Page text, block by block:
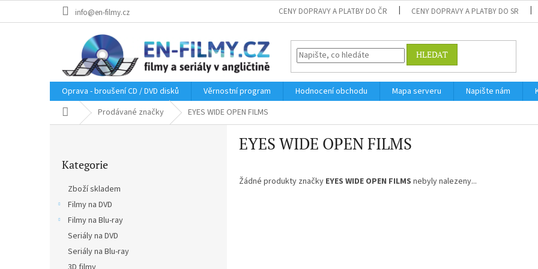
info@en-filmy.cz CENY DOPRAVY A PLATBY DO ČR CENY DOPRAVY A PLATBY DO SR
HLEDAT
Oprava - broušení CD / DVD disků Věrnostní program Hodnocení obchodu Mapa serveru Napište nám
Domů Prodávané značky EYES WIDE OPEN FILMS
kategorie
Kategorie
Zboží skladem
Filmy na DVD
Filmy na Blu-ray
Seriály na DVD
Seriály na Blu-ray
EYES WIDE OPEN FILMS
Žádné produkty značky EYES WIDE OPEN FILMS nebyly nalezeny...